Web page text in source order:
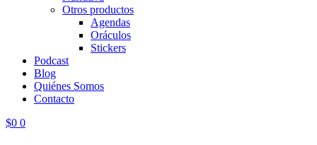
Otros productos
Agendas
Oráculos
Stickers
Podcast
Blog
Quiénes Somos
Contacto
$0 0